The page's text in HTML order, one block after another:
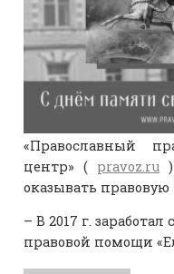
«Православный
центр» ( pravoz.ru
оказывать
– В 2017 г.
правовой помощи